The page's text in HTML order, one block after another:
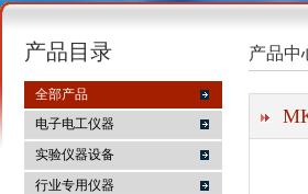
产品目录
全部产品
电子电工仪器
实验仪器设备
行业专用仪器
产品中